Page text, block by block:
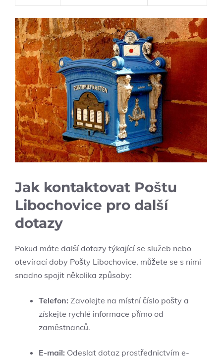
Jak kontaktovat Poštu
Libochovice pro další
dotazy
Pokud máte další dotazy týkající se služeb nebo
otevírací doby Pošty Libochovice, můžete se s nimi
snadno spojit několika způsoby:
Telefon: Zavolejte na místní číslo pošty a
získejte rychlé informace přímo od
zaměstnanců.
E-mail: Odeslat dotaz prostřednictvím e-